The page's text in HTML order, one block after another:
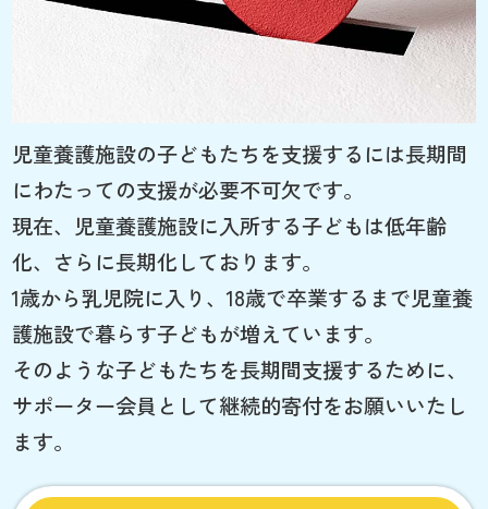
児童養護施設の子どもたちを支援するには長期間
にわたっての支援が必要不可欠です。
現在、児童養護施設に入所する子どもは低年齢
化、さらに長期化しております。
1歳から乳児院に入り、18歳で卒業するまで児童養
護施設で暮らす子どもが増えています。
そのような子どもたちを長期間支援するために、
サポーター会員として継続的寄付をお願いいたし
ます。